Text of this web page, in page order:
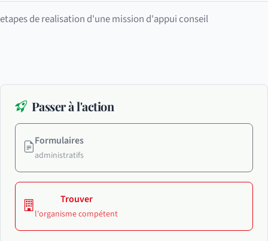
etapes de realisation d'une mission d'appui conseil
Passer à l'action
Formulaires
administratifs
Trouver
l'organisme compétent